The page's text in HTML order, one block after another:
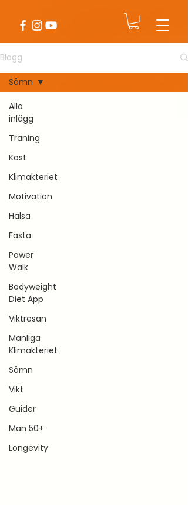
Blogg
Alla
inlägg
Träning
Kost
Klimakteriet
Motivation
Hälsa
Fasta
Power
Walk
Bodyweight
Diet App
Viktresan
Manliga
Klimakteriet
Sömn
Vikt
Guider
Man 50+
Longevity
Sömn